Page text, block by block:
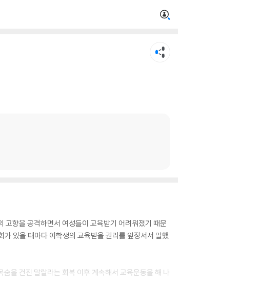
향을 공격하면서 여성들이 교육받기 어려워졌기 때문
있을 때마다 여학생의 교육받을 권리를 앞장서서 말했
을 건진 말랄라는 회복 이후 계속해서 교육운동을 해 나